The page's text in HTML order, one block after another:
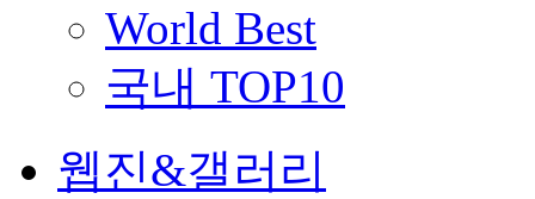
World Best
국내 TOP10
웹진&갤러리